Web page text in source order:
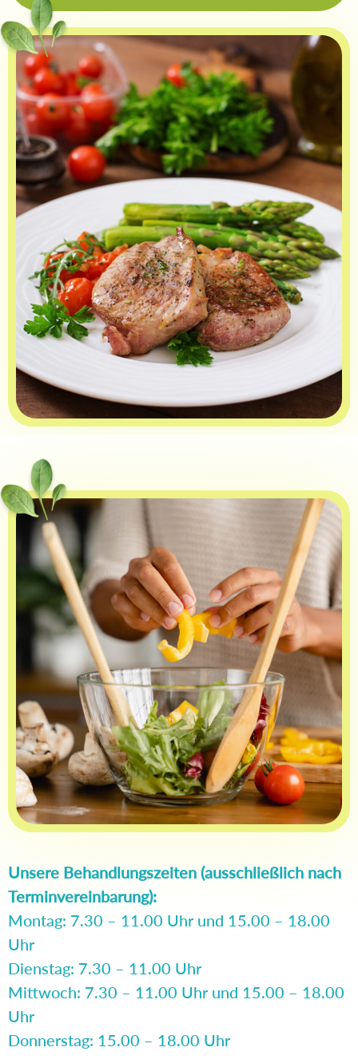
Unsere Behandlungszeiten (ausschließlich nach
Terminvereinbarung):
Montag: 7.30 – 11.00 Uhr und 15.00 – 18.00
Uhr
Dienstag: 7.30 – 11.00 Uhr
Mittwoch: 7.30 – 11.00 Uhr und 15.00 – 18.00
Uhr
Donnerstag: 15.00 – 18.00 Uhr